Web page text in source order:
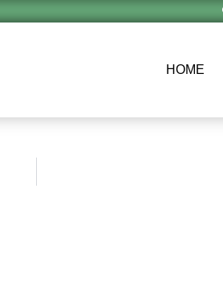
HOME